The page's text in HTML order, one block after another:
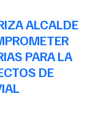
ALCALDE
PARA LA
DE